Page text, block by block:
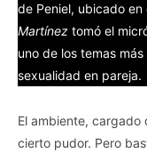
de Peniel, ubicado en
Martínez tomó el
uno de los temas
sexualidad en pareja.
El ambiente,
cierto pudor. Pero